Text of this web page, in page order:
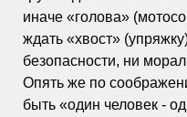
иначе «голова»
ждать «хвост»
безопасности, ни
Опять же по
быть «один человек -